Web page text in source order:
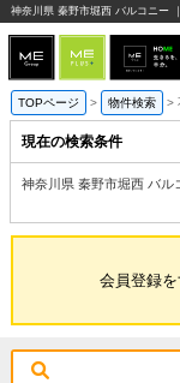
神奈川県 秦野市堀西 バルコニー
TOPページ > 物件検索 >
現在の検索条件
神奈川県 秦野市堀西 バル
会員登録